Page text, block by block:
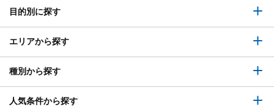
目的別に探す
エリアから探す
種別から探す
人気条件から探す